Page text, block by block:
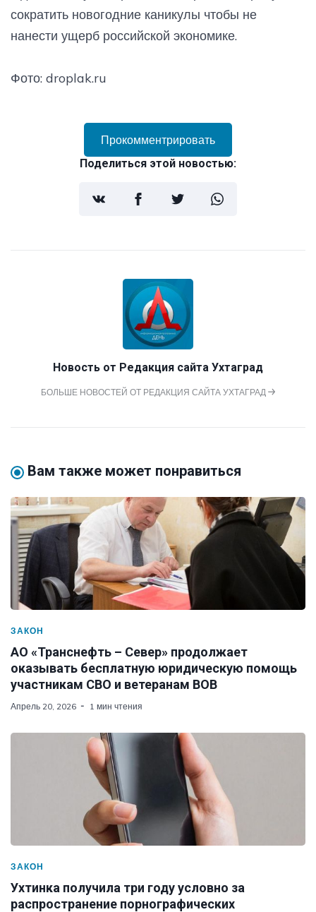
сократить новогодние каникулы чтобы не
нанести ущерб российской экономике.
Фото: droplak.ru
Прокомментрировать
Поделиться этой новостью:
Новость от Редакция сайта Ухтаград
БОЛЬШЕ НОВОСТЕЙ ОТ РЕДАКЦИЯ САЙТА УХТАГРАД
Вам также может понравиться
ЗАКОН
АО «Транснефть – Север» продолжает
оказывать бесплатную юридическую помощь
участникам СВО и ветеранам ВОВ
Апрель 20, 2026 1 мин чтения
ЗАКОН
Ухтинка получила три году условно за
распространение порнографических